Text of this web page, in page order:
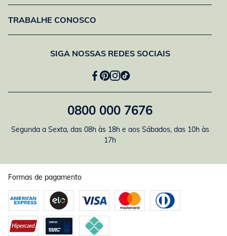
TRABALHE CONOSCO
SIGA NOSSAS REDES SOCIAIS
0800 000 7676
Segunda a Sexta, das 08h às 18h e aos Sábados, das 10h às
17h
Formas de pagamento